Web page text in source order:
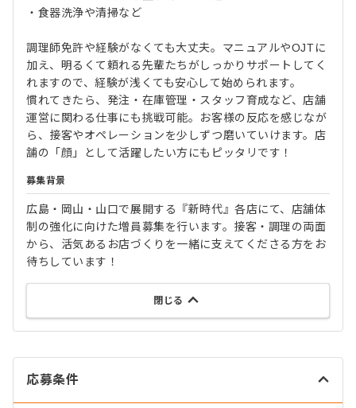
・食器洗浄や清掃など
調理師免許や経験がなくても大丈夫。マニュアルやOJTに
加え、明るくて頼れる先輩たちがしっかりサポートしてく
れますので、経験が浅くても安心して始められます。
慣れてきたら、発注・在庫管理・スタッフ育成など、店舗
運営に関わる仕事にも挑戦可能。お客様の反応を感じなが
ら、接客やオペレーションを少しずつ磨いていけます。店
舗の「顔」として活躍したい方にもピッタリです！
募集背景
広島・岡山・山口で展開する『新時代』各店にて、店舗体
制の強化に向けた増員募集を行います。接客・調理の両面
から、活気あるお店づくりを一緒に支えてくださる方をお
待ちしています！
閉じる
応募条件